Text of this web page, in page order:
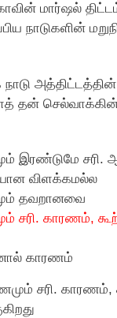
மார்ஷல்
நாடுகளின்
அத்திட்டத்தின்
தன்
இரண்டுமே
விளக்கமல்ல
தவறானவை
சரி. காரணம்,
காரணம்
சரி.